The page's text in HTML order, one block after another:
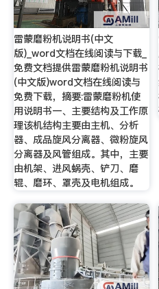
雷蒙磨粉机说明书(中文
版)_word文档在线阅读与下载_
免费文档提供雷蒙磨粉机说明书
(中文版)word文档在线阅读与
免费下载，摘要:雷蒙磨粉机使
用说明书一、主要结构及工作原
理该机结构主要由主机、分析
器、成品旋风分离器、微粉旋风
分离器及风管组成。其中，主要
由机架、进风蜗壳、铲刀、磨
辊、磨环、罩壳及电机组成。